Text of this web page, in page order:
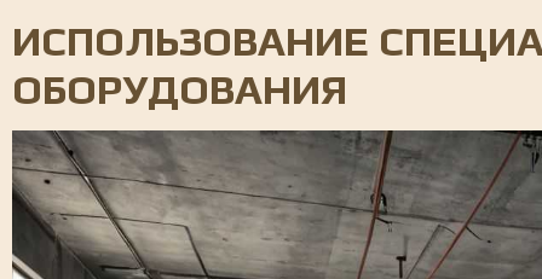
ИСПОЛЬЗОВАНИЕ
ОБОРУДОВАНИЯ